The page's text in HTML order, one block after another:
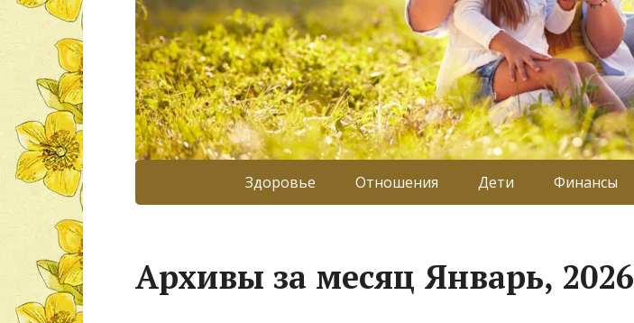
Здоровье Отношения Дети Финансы
Архивы за месяц Январь, 2026